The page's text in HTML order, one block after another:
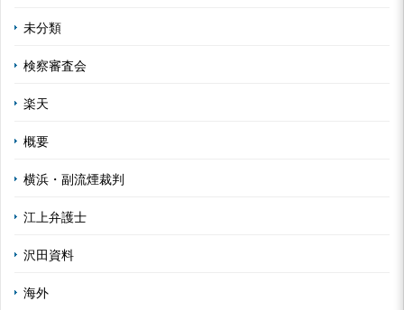
未分類
検察審査会
楽天
概要
横浜・副流煙裁判
江上弁護士
沢田資料
海外